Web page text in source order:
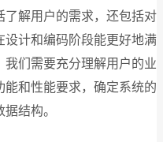
解用户的需求，还包括对
计和编码阶段能更好地满
我们需要充分理解用户的业
和性能要求，确定系统的
结构。